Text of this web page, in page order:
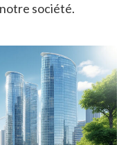
société.